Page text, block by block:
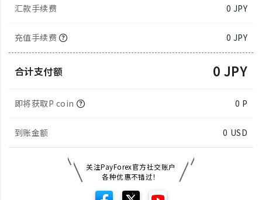
汇款手续费 0 JPY
充值手续费 0 JPY
合计支付额 0 JPY
即将获取P coin 0 P
到账金额 0 USD
关注PayForex官方社交账户
各种优惠不错过！